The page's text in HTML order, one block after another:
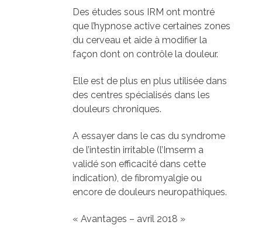
Des études sous IRM ont montré
que l’hypnose active certaines zones
du cerveau et aide à modifier la
façon dont on contrôle la douleur.
Elle est de plus en plus utilisée dans
des centres spécialisés dans les
douleurs chroniques.
A essayer dans le cas du syndrome
de l’intestin irritable (l’Imserm a
validé son efficacité dans cette
indication), de fibromyalgie ou
encore de douleurs neuropathiques.
« Avantages – avril 2018 »